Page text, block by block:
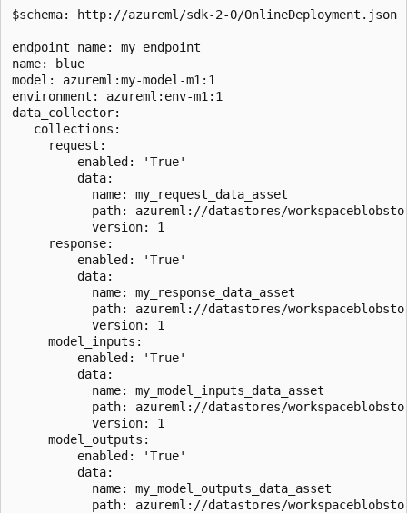
$schema: http://azureml/sdk-2-0/OnlineDeployment.json
endpoint_name: my_endpoint
name: blue
model: azureml:my-model-m1:1
environment: azureml:env-m1:1
data_collector:
   collections:
     request:
         enabled: 'True'
         data:
           name: my_request_data_asset
path: azureml://datastores/
           version: 1
     response:
         enabled: 'True'
         data:
           name: my_response_data_asset
path: azureml://datastores/
           version: 1
     model_inputs:
         enabled: 'True'
         data:
           name: my_model_inputs_data_asset
path: azureml://datastores/
           version: 1
     model_outputs:
         enabled: 'True'
         data:
           name: my_model_outputs_data_asset
path: azureml://datastores/